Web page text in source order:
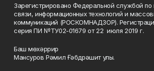
Зарегистрировано Федеральной службой по
связи, информационных технологий и
коммуникаций (РОСКОМНАДЗОР).
серия ПИ №ТУ02-01679 от 22 июля 2019 г.
Баш мөхәррир
Мансуров Рәмил Ғәбдрәшит улы.